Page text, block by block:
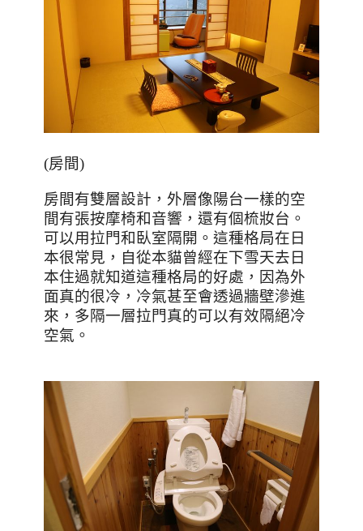
(房間)
房間有雙層設計，外層像陽台一樣的空
間有張按摩椅和音響，還有個梳妝台。
可以用拉門和臥室隔開。這種格局在日
本很常見，自從本貓曾經在下雪天去日
本住過就知道這種格局的好處，因為外
面真的很冷，冷氣甚至會透過牆壁滲進
來，多隔一層拉門真的可以有效隔絕冷
空氣。